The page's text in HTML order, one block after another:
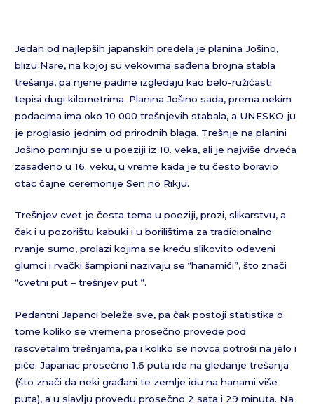
Jedan od najlepših japanskih predela je planina Jošino,
blizu Nare, na kojoj su vekovima sađena brojna stabla
trešanja, pa njene padine izgledaju kao belo-ružičasti
tepisi dugi kilometrima. Planina Jošino sada, prema nekim
podacima ima oko 10 000 trešnjevih stabala, a UNESKO ju
je proglasio jednim od prirodnih blaga. Trešnje na planini
Jošino pominju se u poeziji iz 10. veka, ali je najviše drveća
zasađeno u 16. veku, u vreme kada je tu često boravio
otac čajne ceremonije Sen no Rikju.
Trešnjev cvet je česta tema u poeziji, prozi, slikarstvu, a
čak i u pozorištu kabuki i u borilištima za tradicionalno
rvanje sumo, prolazi kojima se kreću slikovito odeveni
glumci i rvački šampioni nazivaju se “hanamići”, što znači
“cvetni put – trešnjev put “.
Pedantni Japanci beleže sve, pa čak postoji statistika o
tome koliko se vremena prosečno provede pod
rascvetalim trešnjama, pa i koliko se novca potroši na jelo i
piće. Japanac prosečno 1,6 puta ide na gledanje trešanja
(što znači da neki građani te zemlje idu na hanami više
puta), a u slavlju provedu prosečno 2 sata i 29 minuta. Na